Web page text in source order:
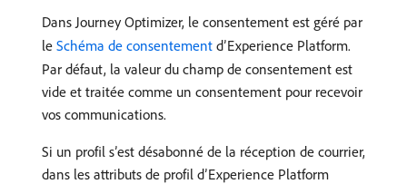
Dans Journey Optimizer, le consentement est géré par
le Schéma de consentement d’Experience Platform.
Par défaut, la valeur du champ de consentement est
vide et traitée comme un consentement pour recevoir
vos communications.
Si un profil s’est désabonné de la réception de courrier,
dans les attributs de profil d’Experience Platform